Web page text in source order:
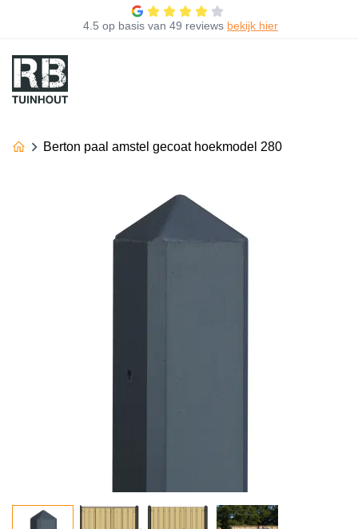
4.5 op basis van 49 reviews bekijk hier
Berton paal amstel gecoat hoekmodel 280